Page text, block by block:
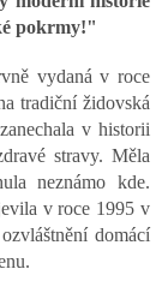
pokrmy!"
vydaná v roce
tradiční židovská
v historii
stravy. Měla
neznámo kde.
v roce 1995 v
domácí